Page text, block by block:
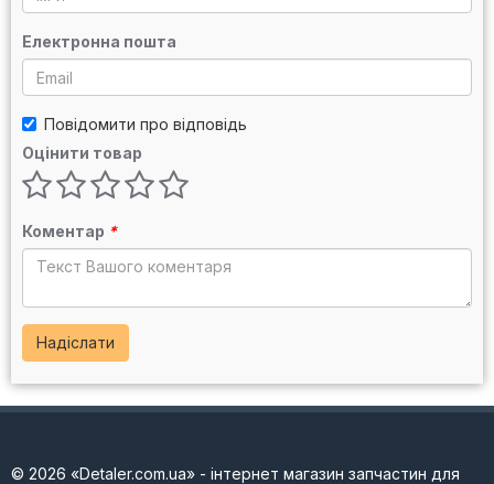
Електронна пошта
Повідомити про відповідь
Оцінити товар
Коментар *
Надіслати
© 2026 «Detaler.com.ua» - інтернет магазин запчастин для